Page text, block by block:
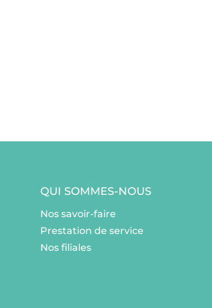
QUI SOMMES-NOUS
Nos savoir-faire
Prestation de service
Nos filiales